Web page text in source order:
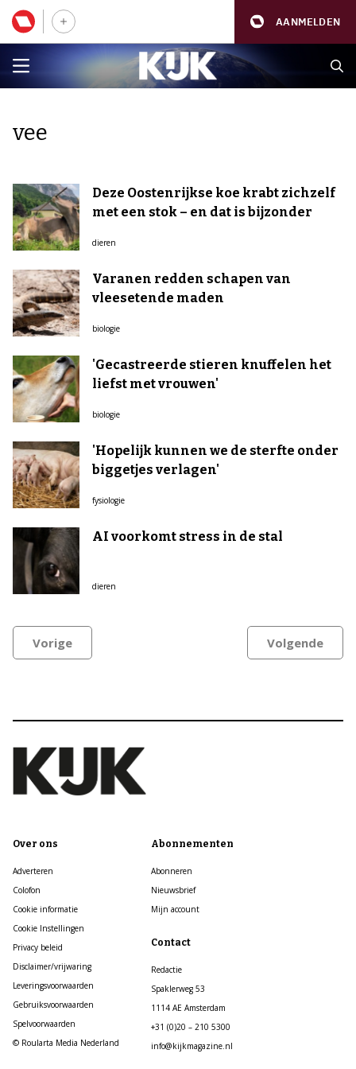
AANMELDEN
vee
Deze Oostenrijkse koe krabt zichzelf
met een stok – en dat is bijzonder
dieren
Varanen redden schapen van
vleesetende maden
biologie
'Gecastreerde stieren knuffelen het
liefst met vrouwen'
biologie
'Hopelijk kunnen we de sterfte onder
biggetjes verlagen'
fysiologie
AI voorkomt stress in de stal
dieren
Vorige Volgende
Over ons
Adverteren
Colofon
Cookie informatie
Cookie Instellingen
Privacy beleid
Disclaimer/vrijwaring
Leveringsvoorwaarden
Gebruiksvoorwaarden
Spelvoorwaarden
© Roularta Media Nederland
Abonnementen
Abonneren
Nieuwsbrief
Mijn account
Contact
Redactie
Spaklerweg 53
1114 AE Amsterdam
+31 (0)20 – 210 5300
info@kijkmagazine.nl